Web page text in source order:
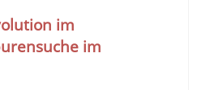
im
im